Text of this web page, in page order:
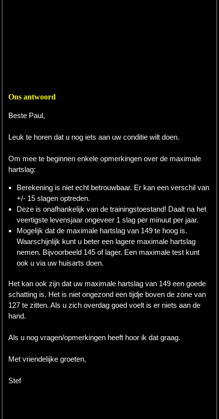
Ons antwoord
Beste Paul,
Leuk te horen dat u nog iets aan uw conditie wilt doen.
Om mee te beginnen enkele opmerkingen over de maximale
hartslag:
Berekening is niet echt betrouwbaar. Er kan een verschil van
+/- 15 slagen optreden.
Deze is onafhankelijk van de trainingstoestand! Daalt na het
veertigste levensjaar ongeveer 1 slag per minuut per jaar.
Mogelijk dat de maximale hartslag van 149 te hoog is.
Waarschijnlijk kunt u beter een lagere maximale hartslag
nemen. Bijvoorbeeld 145 of lager. Een maximale test kunt
ook u via uw huisarts doen.
Het kan ook zijn dat uw maximale hartslag van 149 een goede
schatting is. Het is niet ongezond een tijdje boven de zone van
127 te zitten. Als u zich overdag goed voelt is er niets aan de
hand.
Als u nog vragen/opmerkingen heeft hoor ik dat graag.
Met vriendelijke groeten,
Stef